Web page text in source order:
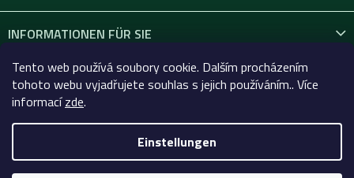
Tento web používá soubory cookie. Dalším procházením
tohoto webu vyjadřujete souhlas s jejich používáním.. Více
informacízde.
Einstellungen
INFORMATIONEN FÜR SIE
KONTAKT
Copyright 2026Celtic-Supply.at | Alles für Tattoo und